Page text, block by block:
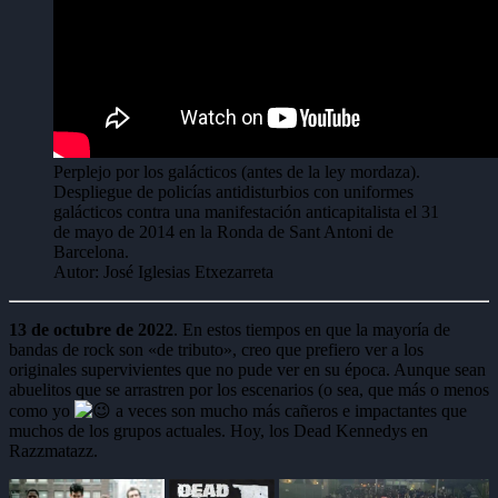
Perplejo por los galácticos (antes de la ley mordaza).
Despliegue de policías antidisturbios con uniformes
galácticos contra una manifestación anticapitalista el 31
de mayo de 2014 en la Ronda de Sant Antoni de
Barcelona.
Autor: José Iglesias Etxezarreta
13 de octubre de 2022. En estos tiempos en que la mayoría de
bandas de rock son «de tributo», creo que prefiero ver a los
originales supervivientes que no pude ver en su época. Aunque sean
abuelitos que se arrastren por los escenarios (o sea, que más o menos
como yo
a veces son mucho más cañeros e impactantes que
muchos de los grupos actuales. Hoy, los Dead Kennedys en
Razzmatazz.